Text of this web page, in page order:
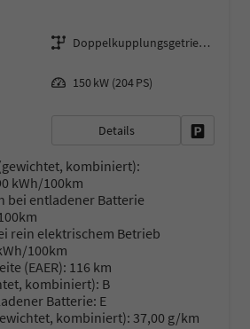
Getriebe
Doppelkupplungsgetriebe (DSG)
150 kW (204 PS)
Details
kombiniert):
kWh/100km
bei entladener Batterie
rein elektrischem Betrieb
100km
(EAER): 116 km
kombiniert): B
Batterie: E
kombiniert): 37,00 g/km